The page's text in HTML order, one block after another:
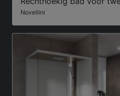
Novellini